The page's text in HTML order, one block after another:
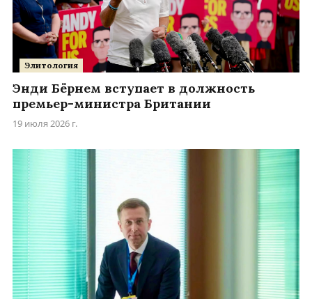
Элитология
Энди Бёрнем вступает в должность
премьер-министра Британии
19 июля 2026 г.